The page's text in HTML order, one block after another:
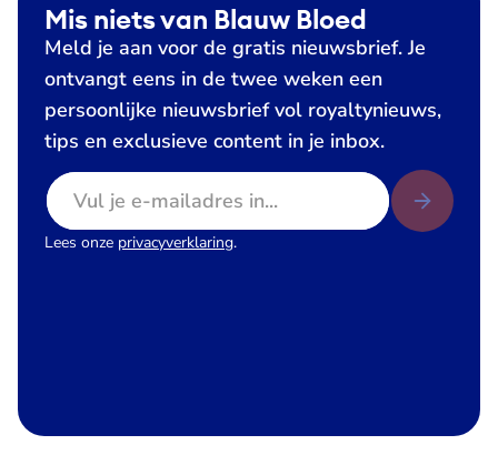
Mis niets van Blauw Bloed
Meld je aan voor de gratis nieuwsbrief. Je
ontvangt eens in de twee weken een
persoonlijke nieuwsbrief vol royaltynieuws,
tips en exclusieve content in je inbox.
E-mailadres
Lees onze privacyverklaring.